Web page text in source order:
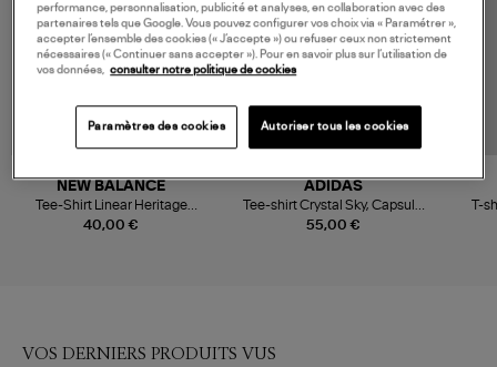
40,00 €
NEW BALANCE
Tee-Shirt Linear Heritage
Ringer
55,00 €
ADIDAS
Tee-shirt Crystal Sky, Capsule
Badigirl
T-
VOS DERNIERS PRODUITS VUS
performance, personnalisation, publicité et analyses, en collaboration avec des
partenaires tels que Google. Vous pouvez configurer vos choix via « Paramétrer »,
accepter l’ensemble des cookies (« J’accepte ») ou refuser ceux non strictement
nécessaires (« Continuer sans accepter »). Pour en savoir plus sur l’utilisation de
vos données,
consulter notre politique de cookies
Paramètres des cookies Autoriser tous les cookies